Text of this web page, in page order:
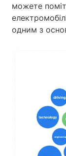
можете
одним з